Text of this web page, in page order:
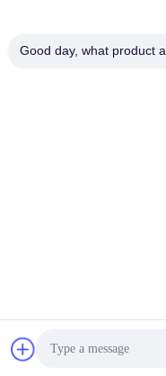
চীন ভালো মানের 12 ভি LiFePO4
Huaxing New Energy
Good day, what product